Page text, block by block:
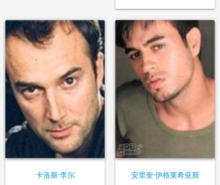
卡洛斯·李尔 安里奎·伊格莱希亚斯